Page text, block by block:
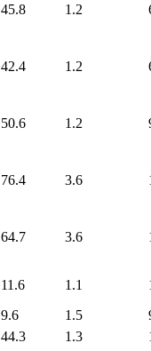
45.8 1.2
42.4 1.2
50.6 1.2
76.4 3.6
64.7 3.6
11.6 1.1
9.6 1.5
44.3 1.3